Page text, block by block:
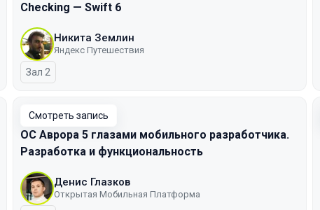
Checking — Swift 6
Никита Землин
Яндекс Путешествия
Зал 2
Смотреть запись
ОС Аврора 5 глазами мобильного разработчика.
Разработка и функциональность
Денис Глазков
Открытая Мобильная Платформа